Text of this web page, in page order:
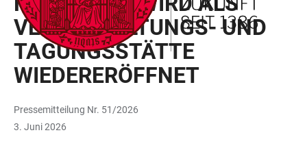
VERANSTALTUNGS- UND
TAGUNGSSTÄTTE
WIEDERERÖFFNET
Pressemitteilung Nr. 51/2026
3. Juni 2026